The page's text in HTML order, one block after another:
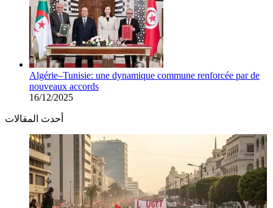
Algérie–Tunisie: une dynamique commune renforcée par de
nouveaux accords
16/12/2025
أحدث المقالات